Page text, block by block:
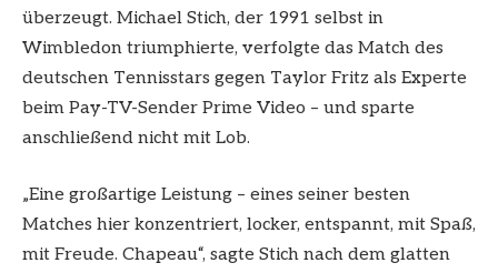
überzeugt. Michael Stich, der 1991 selbst in
Wimbledon triumphierte, verfolgte das Match des
deutschen Tennisstars gegen Taylor Fritz als Experte
beim Pay-TV-Sender Prime Video – und sparte
anschließend nicht mit Lob.
„Eine großartige Leistung – eines seiner besten
Matches hier konzentriert, locker, entspannt, mit Spaß,
mit Freude. Chapeau“, sagte Stich nach dem glatten